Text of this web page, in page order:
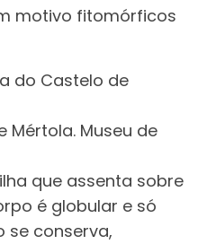
motivo fitomórficos
do Castelo de
Mértola. Museu de
que assenta sobre
é globular e só
se conserva,